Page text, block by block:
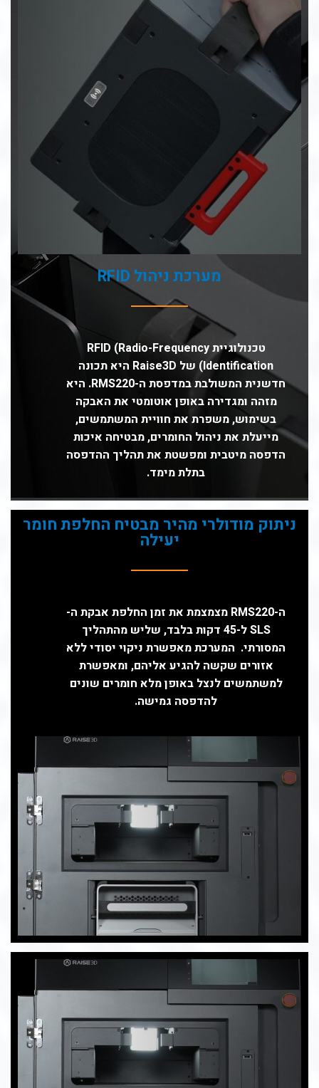
מערכת ניהול RFID
טכנולוגיית RFID (Radio-Frequency
Identification) של Raise3D היא תכונה
חדשנית המשולבת במדפסת ה-RMS220. היא
מזהה ומגדירה באופן אוטומטי את האבקה
בשימוש, משפרת את חוויית המשתמשים,
מייעלת את ניהול החומרים, מבטיחה איכות
הדפסה מיטבית ומפשטת את תהליך ההדפסה
בתלת מימד.
ניתוק מודולרי מהיר מבטיח החלפת חומר
יעילה
ה-RMS220 מצמצמת את זמן החלפת אבקת ה-
SLS ל-45 דקות בלבד, שליש מהתהליך
המסורתי. המערכת מאפשרת ניקוי יסודי ללא
אזורים שקשה להגיע אליהם, ומאפשרת
למשתמשים לנצל באופן מלא חומרים שונים
להדפסה גמישה.